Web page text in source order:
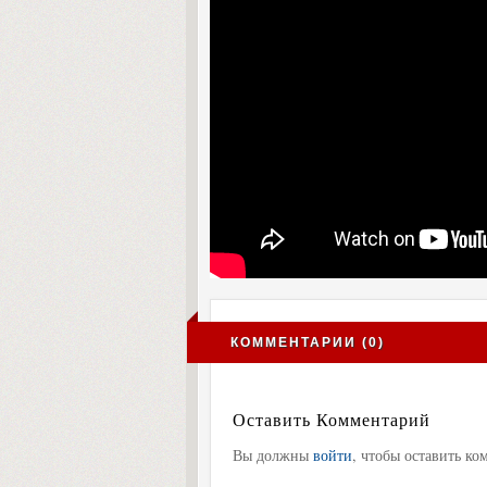
КОММЕНТАРИИ (0)
Оставить Комментарий
Вы должны войти, чтобы оставить